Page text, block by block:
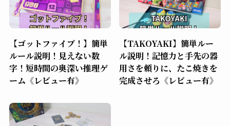
【ゴットファイブ！】簡単
ルール説明！見えない数
字！短時間の奥深い推理ゲ
ーム《レビュー有》
【TAKOYAKI】簡単ルー
ル説明！記憶力と手先の器
用さを頼りに、たこ焼きを
完成させろ《レビュー有》